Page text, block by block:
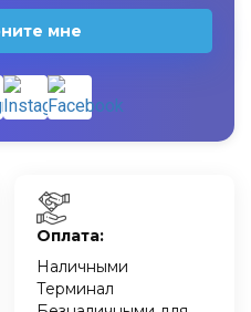
мне
Оплата:
Наличными
Терминал